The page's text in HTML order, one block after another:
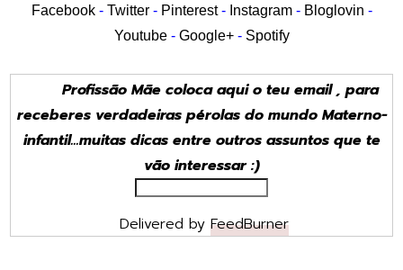
Facebook- Twitter- Pinterest- Instagram - Bloglovin -
Youtube- Google+- Spotify
Profissão Mãe coloca aqui o teu email , para
receberes verdadeiras pérolas do mundo Materno-
infantil...muitas dicas entre outros assuntos que te
vão interessar :)
Delivered by FeedBurner